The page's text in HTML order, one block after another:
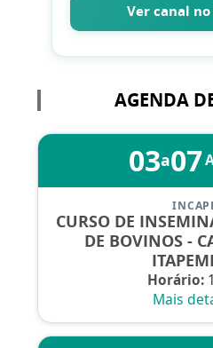
Ver canal no
AGENDA
03a07
CURSO DE
DE BOVINOS -
Horário:
Mais